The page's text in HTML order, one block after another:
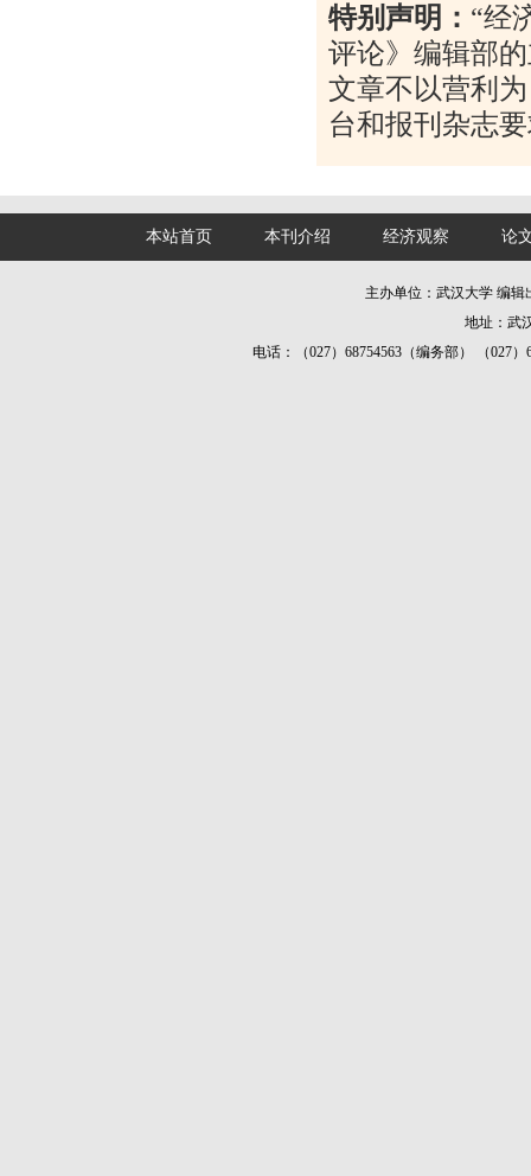
特别声明： “经
评论》编辑部
文章不以营利
台和报刊杂志
本站首页 本刊介绍 经济观察 论
主办单位：武汉大学 编
地址：武
电话：（027）68754563（编务部） （027